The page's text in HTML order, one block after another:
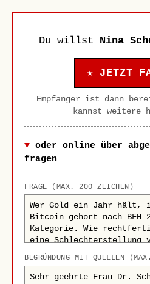
Du willst Nina
★ JETZT
Empfänger ist dann
kannst weitere
oder online über
fragen
FRAGE (MAX. 200 ZEICHEN)
BEGRÜNDUNG MIT QUELLEN